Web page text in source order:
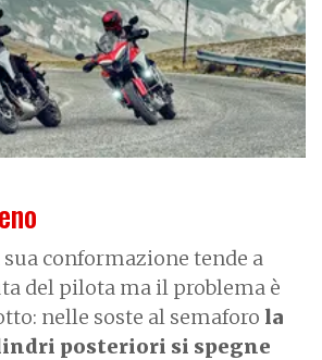
conformazione tende a
del pilota ma il problema è
nelle soste al semaforo la
posteriori si spegne